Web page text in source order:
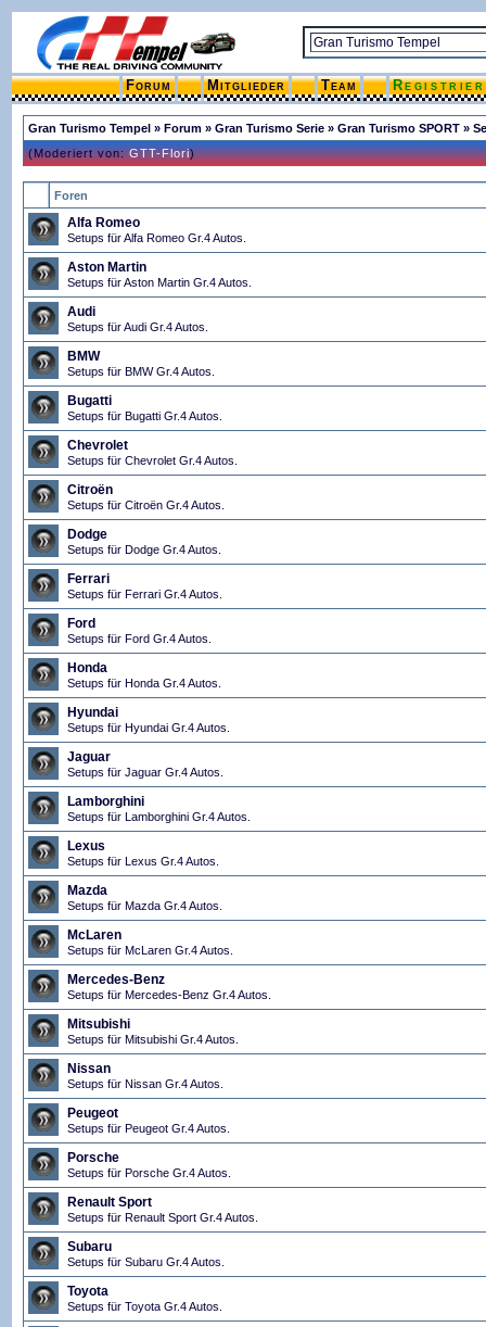
Forum Mitglieder Team
Gran Turismo Tempel » Forum » Gran Turismo Serie » Gran Turismo SPORT »
(Moderiert von:GTT-Flori)
Foren
Alfa Romeo
Setups für Alfa Romeo Gr.4 Autos.
Aston Martin
Setups für Aston Martin Gr.4 Autos.
Audi
Setups für Audi Gr.4 Autos.
BMW
Setups für BMW Gr.4 Autos.
Bugatti
Setups für Bugatti Gr.4 Autos.
Chevrolet
Setups für Chevrolet Gr.4 Autos.
Citroën
Setups für Citroën Gr.4 Autos.
Dodge
Setups für Dodge Gr.4 Autos.
Ferrari
Setups für Ferrari Gr.4 Autos.
Ford
Setups für Ford Gr.4 Autos.
Honda
Setups für Honda Gr.4 Autos.
Hyundai
Setups für Hyundai Gr.4 Autos.
Jaguar
Setups für Jaguar Gr.4 Autos.
Lamborghini
Setups für Lamborghini Gr.4 Autos.
Lexus
Setups für Lexus Gr.4 Autos.
Mazda
Setups für Mazda Gr.4 Autos.
McLaren
Setups für McLaren Gr.4 Autos.
Mercedes-Benz
Setups für Mercedes-Benz Gr.4 Autos.
Mitsubishi
Setups für Mitsubishi Gr.4 Autos.
Nissan
Setups für Nissan Gr.4 Autos.
Peugeot
Setups für Peugeot Gr.4 Autos.
Porsche
Setups für Porsche Gr.4 Autos.
Renault Sport
Setups für Renault Sport Gr.4 Autos.
Subaru
Setups für Subaru Gr.4 Autos.
Toyota
Setups für Toyota Gr.4 Autos.